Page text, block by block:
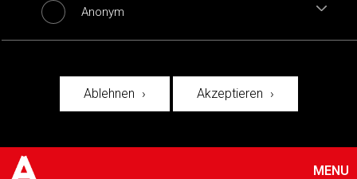
Anonym
Ablehnen Akzeptieren
MENU